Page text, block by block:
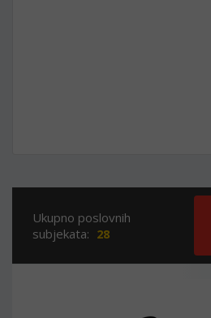
Ukupno poslovnih
subjekata: 28